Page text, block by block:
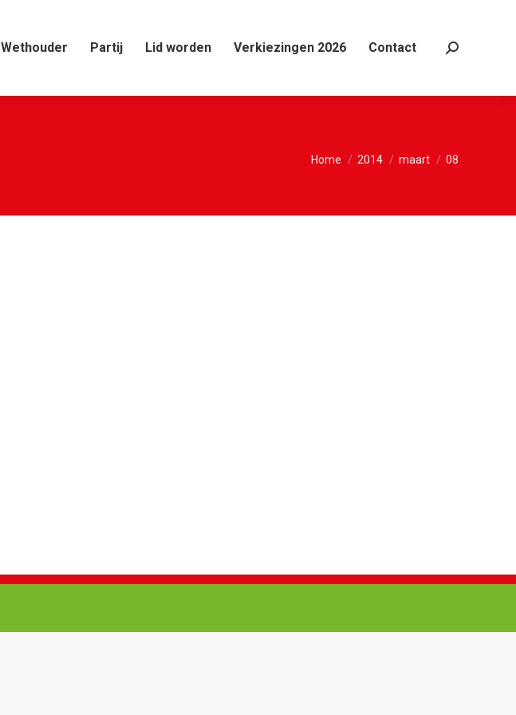
Wethouder Partij Lid worden Verkiezingen 2026 Contact Search:
Je bent hier:
Home 2014 maart 08